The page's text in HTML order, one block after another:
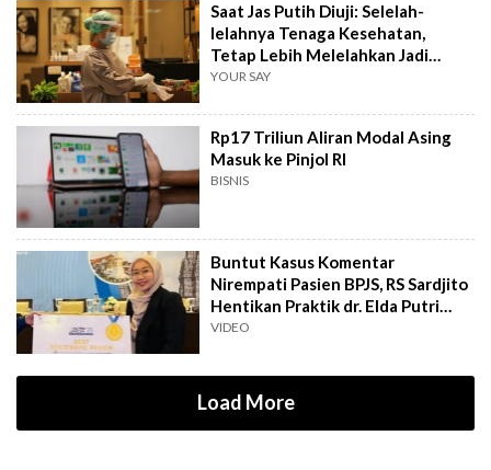
Saat Jas Putih Diuji: Selelah-
lelahnya Tenaga Kesehatan,
Tetap Lebih Melelahkan Jadi
Pasien
YOUR SAY
Rp17 Triliun Aliran Modal Asing
Masuk ke Pinjol RI
BISNIS
Buntut Kasus Komentar
Nirempati Pasien BPJS, RS Sardjito
Hentikan Praktik dr. Elda Putri
Rahard
VIDEO
Load More